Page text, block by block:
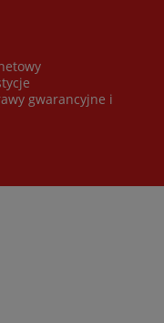
gwarancyjne i